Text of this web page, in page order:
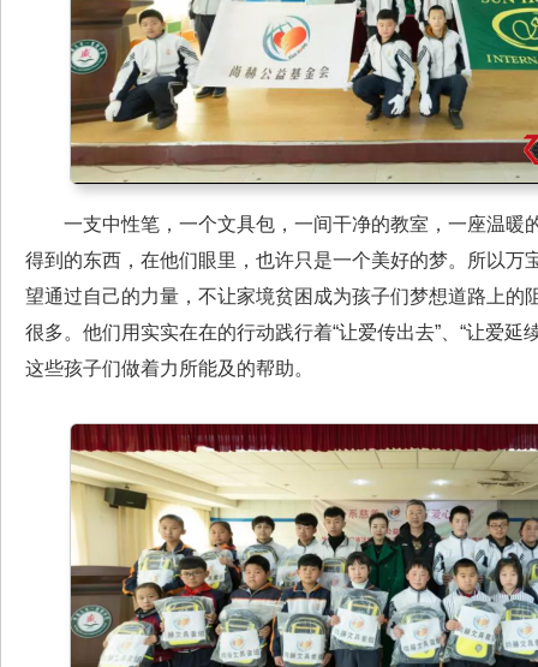
一支中性笔，一个文具包，一间干净的教室，一座温暖
得到的东西，在他们眼里，也许只是一个美好的梦。所以万
望通过自己的力量，不让家境贫困成为孩子们梦想道路上的
很多。他们用实实在在的行动践行着“让爱传出去”、“让爱延
这些孩子们做着力所能及的帮助。